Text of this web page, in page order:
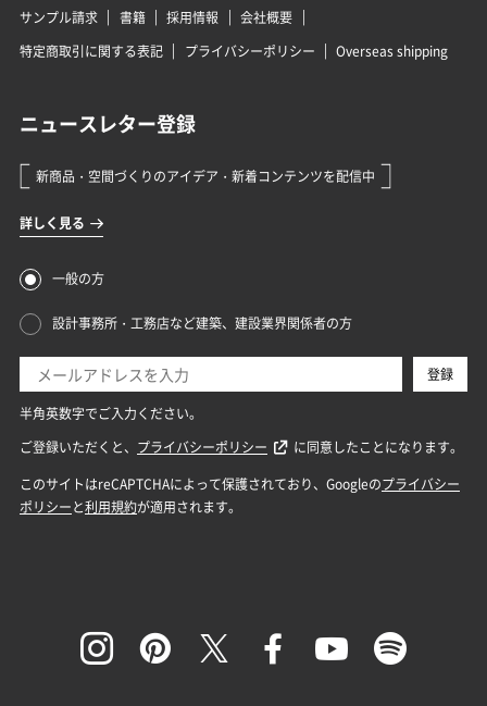
サンプル請求
書籍 採用情報
会社概要
特定商取引に関する表記
プライバシーポリシー Overseas shipping